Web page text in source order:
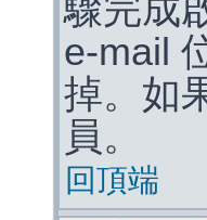
驟完成
e-mail
掉。如
員。
回頂端